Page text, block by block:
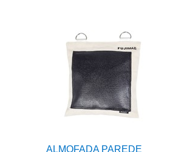
ALMOFADA PAREDE